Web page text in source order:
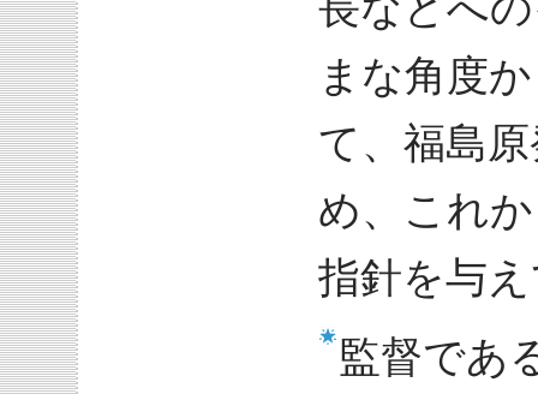
まな角度
て、福島
め、これ
指針を与
監督であ